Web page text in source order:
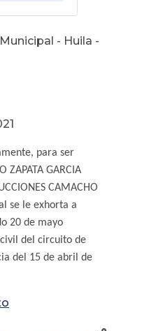
- Huila -
para ser
ZAPATA GARCIA
CAMACHO
se le exhorta a
20 de mayo
del circuito de
del 15 de abril de